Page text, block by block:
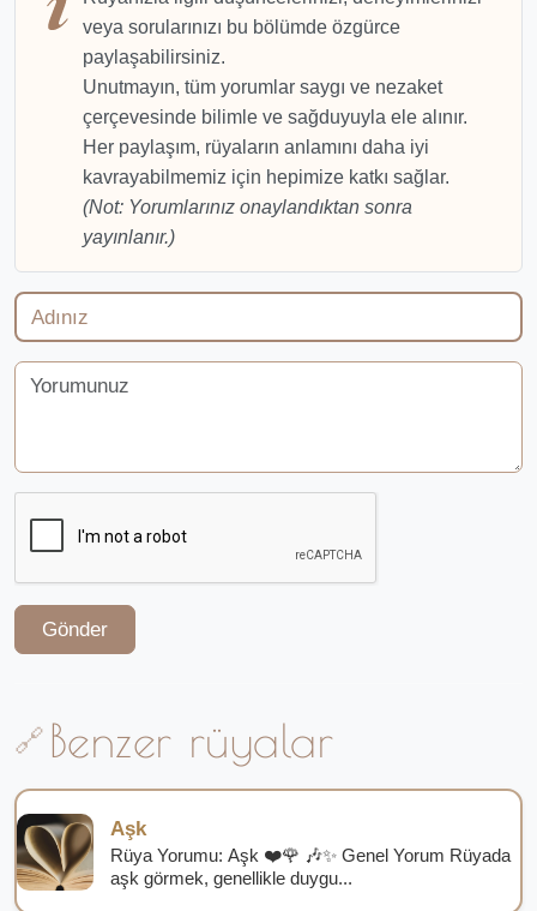
veya sorularınızı bu bölümde özgürce
paylaşabilirsiniz.
Unutmayın, tüm yorumlar saygı ve nezaket
çerçevesinde bilimle ve sağduyuyla ele alınır.
Her paylaşım, rüyaların anlamını daha iyi
kavrayabilmemiz için hepimize katkı sağlar.
(Not: Yorumlarınız onaylandıktan sonra
yayınlanır.)
Gönder
Benzer rüyalar
Aşk
Rüya Yorumu: Aşk ❤️🌹 🎶✨ Genel Yorum Rüyada
aşk görmek, genellikle duygu...